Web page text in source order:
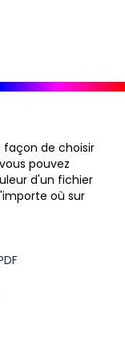
façon de choisir
pouvez
d'un fichier
où sur